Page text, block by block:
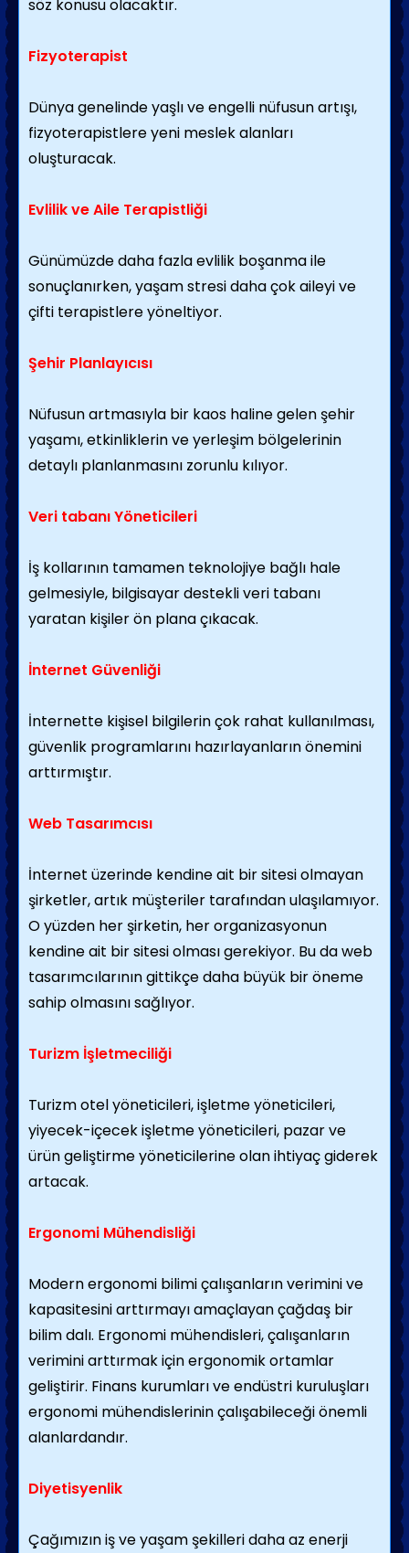
söz konusu olacaktır.
Fizyoterapist
Dünya genelinde yaşlı ve engelli nüfusun artışı,
fizyoterapistlere yeni meslek alanları
oluşturacak.
Evlilik ve Aile Terapistliği
Günümüzde daha fazla evlilik boşanma ile
sonuçlanırken, yaşam stresi daha çok aileyi ve
çifti terapistlere yöneltiyor.
Şehir Planlayıcısı
Nüfusun artmasıyla bir kaos haline gelen şehir
yaşamı, etkinliklerin ve yerleşim bölgelerinin
detaylı planlanmasını zorunlu kılıyor.
Veri tabanı Yöneticileri
İş kollarının tamamen teknolojiye bağlı hale
gelmesiyle, bilgisayar destekli veri tabanı
yaratan kişiler ön plana çıkacak.
İnternet Güvenliği
İnternette kişisel bilgilerin çok rahat kullanılması,
güvenlik programlarını hazırlayanların önemini
arttırmıştır.
Web Tasarımcısı
İnternet üzerinde kendine ait bir sitesi olmayan
şirketler, artık müşteriler tarafından ulaşılamıyor.
O yüzden her şirketin, her organizasyonun
kendine ait bir sitesi olması gerekiyor. Bu da web
tasarımcılarının gittikçe daha büyük bir öneme
sahip olmasını sağlıyor.
Turizm İşletmeciliği
Turizmotelyöneticileri, işletme yöneticileri,
yiyecek-içecek işletme yöneticileri, pazar ve
ürün geliştirme yöneticilerine olan ihtiyaç giderek
artacak.
Ergonomi Mühendisliği
Modern ergonomi bilimi çalışanların verimini ve
kapasitesini arttırmayı amaçlayan çağdaş bir
bilim dalı. Ergonomi mühendisleri, çalışanların
verimini arttırmak için ergonomik ortamlar
geliştirir. Finans kurumları ve endüstri kuruluşları
ergonomi mühendislerinin çalışabileceği önemli
alanlardandır.
Diyetisyenlik
Çağımızın iş ve yaşam şekilleri daha az enerji